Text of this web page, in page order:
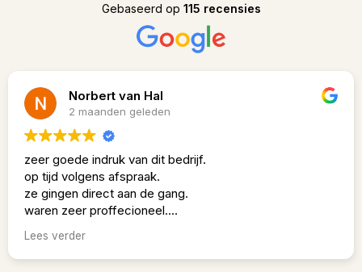
Gebaseerd op 115 recensies
fabian klarenbeek
2 maanden geleden
Vandaag zijn de gebroeders Ayad langsgeweest voor
vloer issolatie.
Binnen 2 uur waren ze klaar en echt top gedaan.
Lees verder